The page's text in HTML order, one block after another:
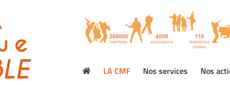
LA CMF Nos services Nos